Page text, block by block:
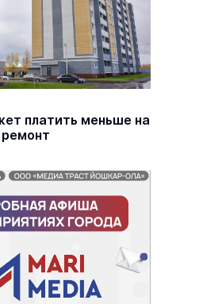
долголетие
и медицина
платить меньше на